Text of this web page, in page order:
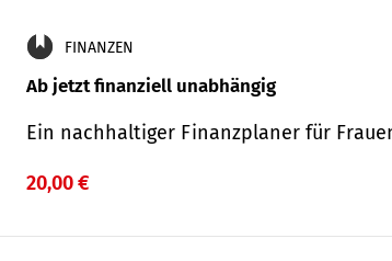
FINANZEN
Ab jetzt finanziell unabhängig
Ein nachhaltiger Finanzplaner für
20,00 €